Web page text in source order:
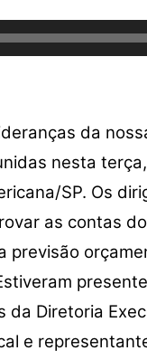
da
nesta
SP. Os
as contas
previsão
da Diretoria
e